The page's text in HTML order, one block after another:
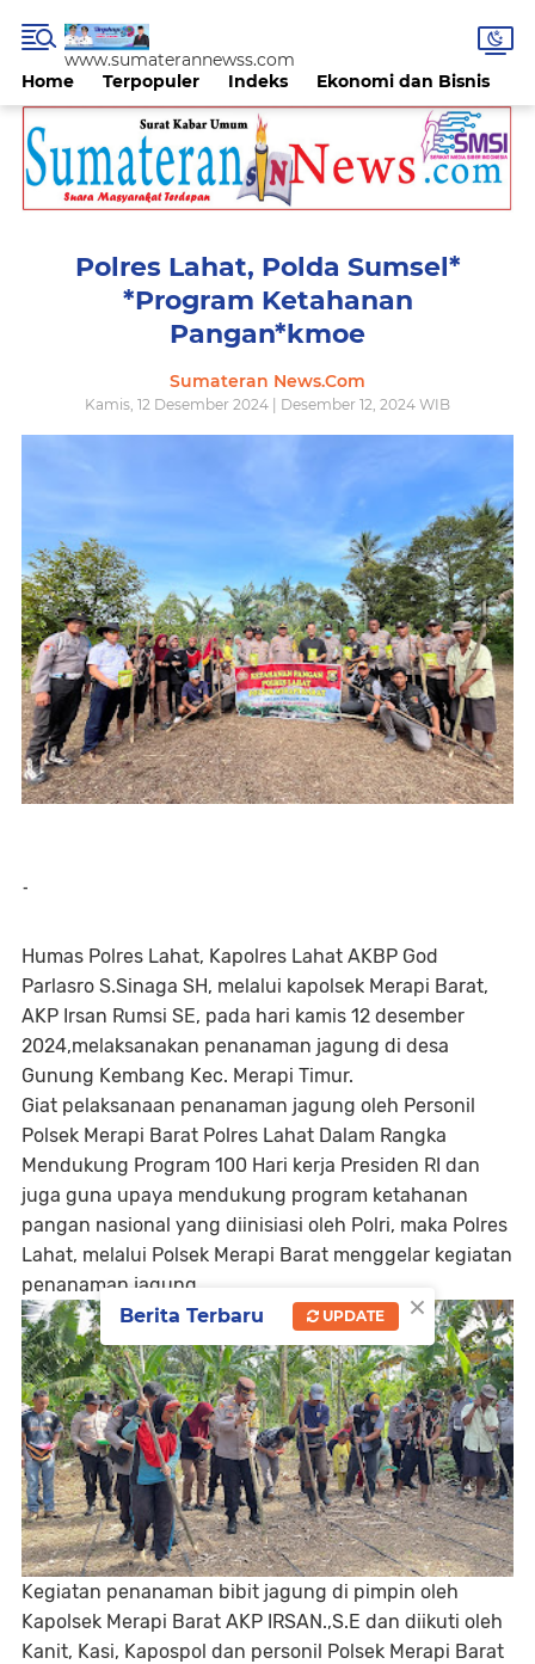
Home Terpopuler Indeks Ekonomi dan Bisnis
www.sumaterannewss.com
Polres Lahat, Polda Sumsel*
*Program Ketahanan
Pangan*kmoe
Sumateran News.Com
Kamis, 12 Desember 2024 | Desember 12, 2024 WIB
-
Humas Polres Lahat, Kapolres Lahat AKBP God
Parlasro S.Sinaga SH, melalui kapolsek Merapi Barat,
AKP Irsan Rumsi SE, pada hari kamis 12 desember
2024,melaksanakan penanaman jagung di desa
Gunung Kembang Kec. Merapi Timur.
Giat pelaksanaan penanaman jagung oleh Personil
Polsek Merapi Barat Polres Lahat Dalam Rangka
Mendukung Program 100 Hari kerja Presiden RI dan
juga guna upaya mendukung program ketahanan
pangan nasional yang diinisiasi oleh Polri, maka Polres
Lahat, melalui Polsek Merapi Barat menggelar kegiatan
penanaman jagung.
Kegiatan penanaman bibit jagung di pimpin oleh
Kapolsek Merapi Barat AKP IRSAN.,S.E dan diikuti oleh
Kanit, Kasi, Kapospol dan personil Polsek Merapi Barat
×
Berita Terbaru UPDATE